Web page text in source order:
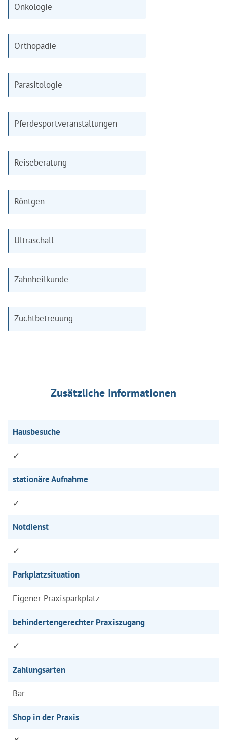
Onkologie
Orthopädie
Parasitologie
Pferdesportveranstaltungen
Reiseberatung
Röntgen
Ultraschall
Zahnheilkunde
Zuchtbetreuung
Zusätzliche Informationen
Hausbesuche
✓
stationäre Aufnahme
✓
Notdienst
✓
Parkplatzsituation
Eigener Praxisparkplatz
behindertengerechter Praxiszugang
✓
Zahlungsarten
Bar
Shop in der Praxis